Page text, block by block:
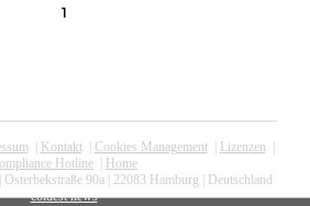
1
| Kontakt| Cookies Management| Lizenzen
Hotline
Home
90a | 22083 Hamburg | Deutschland
coldest news